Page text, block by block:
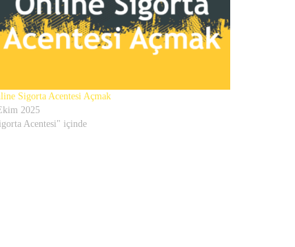
Sigorta Acentesi Açmak
2025
Acentesi" içinde